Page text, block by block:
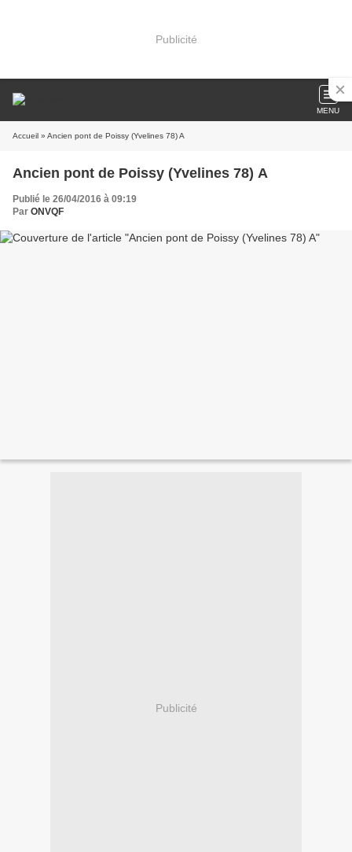
Publicité
MENU
Accueil » Ancien pont de Poissy (Yvelines 78) A
Ancien pont de Poissy (Yvelines 78) A
Publié le 26/04/2016 à 09:19
Par ONVQF
Publicité